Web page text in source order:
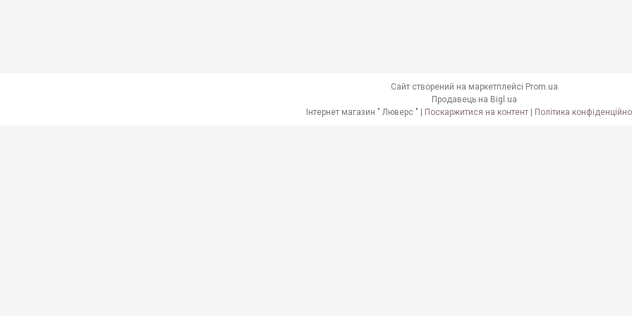
Сайт створений на маркетплейсі Prom.ua
Продавець на Bigl.ua
Інтернет магазин " Люверс " | Поскаржитися на контент | Політика